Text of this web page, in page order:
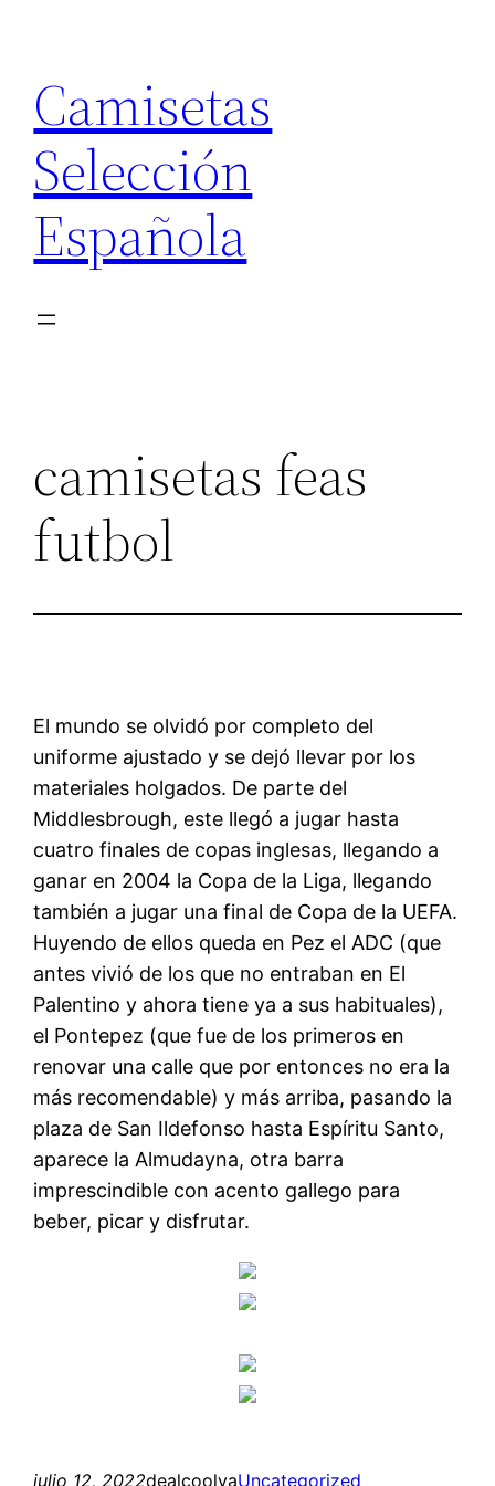
contenido
Camisetas
Selección
Española
camisetas feas
futbol
El mundo se olvidó por completo del
uniforme ajustado y se dejó llevar por los
materiales holgados. De parte del
Middlesbrough, este llegó a jugar hasta
cuatro finales de copas inglesas, llegando a
ganar en 2004 la Copa de la Liga, llegando
también a jugar una final de Copa de la UEFA.
Huyendo de ellos queda en Pez el ADC (que
antes vivió de los que no entraban en El
Palentino y ahora tiene ya a sus habituales),
el Pontepez (que fue de los primeros en
renovar una calle que por entonces no era la
más recomendable) y más arriba, pasando la
plaza de San Ildefonso hasta Espíritu Santo,
aparece la Almudayna, otra barra
imprescindible con acento gallego para
beber, picar y disfrutar.
julio 12, 2022dealcoolyaUncategorized